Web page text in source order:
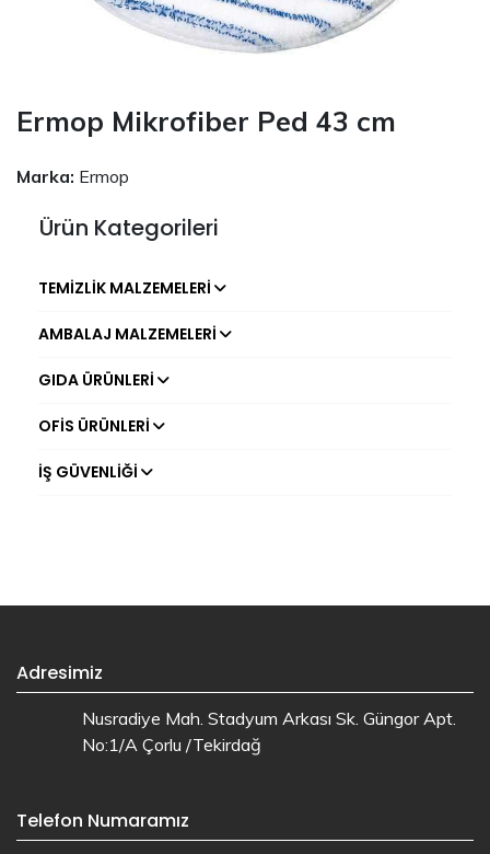
Ürün Kategorileri
TEMIZLIK MALZEMELERI
AMBALAJ MALZEMELERI
GIDA ÜRÜNLERI
OFIS ÜRÜNLERI
İŞ GÜVENLIĞI
Ermop Mikrofiber Ped 43 cm
Marka: Ermop
Adresimiz
Nusradiye Mah. Stadyum Arkası Sk. Güngor Apt.
No:1/A Çorlu /Tekirdağ
Telefon Numaramız